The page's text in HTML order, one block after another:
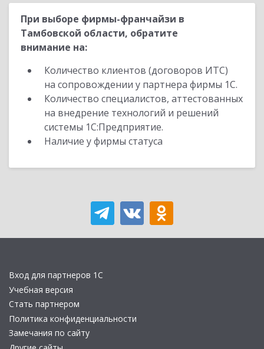
При выборе фирмы-франчайзи в
Тамбовской области, обратите
внимание на:
Количество клиентов (договоров ИТС)
на сопровождении у партнера фирмы 1С.
Количество специалистов, аттестованных
на внедрение технологий и решений
системы 1С:Предприятие.
Наличие у фирмы статуса
Вход для партнеров 1С
Учебная версия
Стать партнером
Политика конфиденциальности
Замечания по сайту